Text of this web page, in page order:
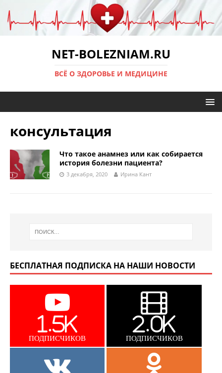
NET-BOLEZNIAM.RU
ВСЁ О ЗДОРОВЬЕ И МЕДИЦИНЕ
консультация
Что такое анамнез или как собирается
история болезни пациента?
3 декабря, 2020 Ирина Кант
БЕСПЛАТНАЯ ПОДПИСКА НА НАШИ НОВОСТИ
1.5K
ПОДПИСЧИКОВ
2.0K
ПОДПИСЧИКОВ